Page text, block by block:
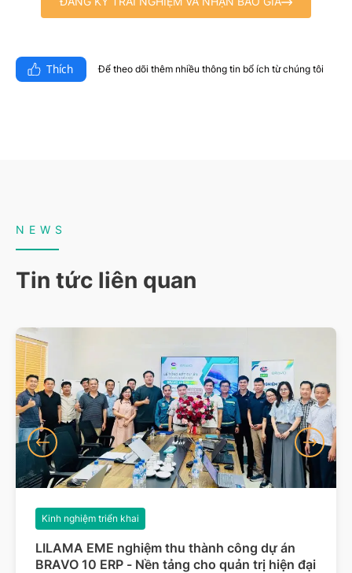
Thích Để theo dõi thêm nhiều thông tin bổ ích từ chúng tôi​
NEWS
Tin tức liên quan
LILAMA EME nghiệm thu thành công dự án
BRAVO 10 ERP - Nền tảng cho quản trị hiện đại
Kinh nghiệm triển khai